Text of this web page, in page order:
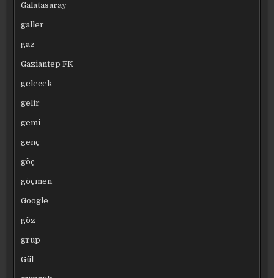
Galatasaray
galler
gaz
Gaziantep FK
gelecek
gelir
gemi
genç
göç
göçmen
Google
göz
grup
Gül